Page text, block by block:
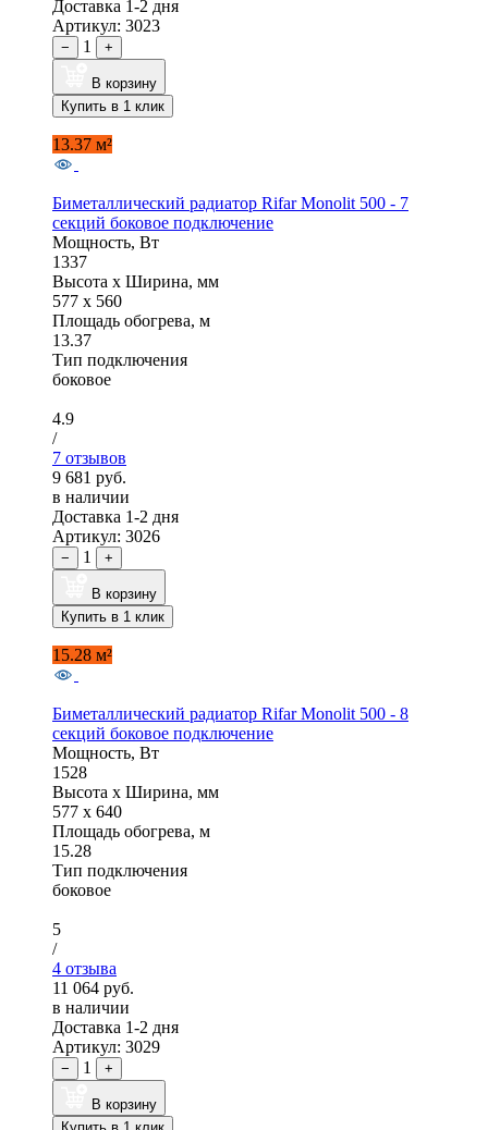
Доставка 1-2 дня
Артикул: 3023
− 1 +
В корзину
Купить в 1 клик
13.37 м²
Биметаллический радиатор Rifar Monolit 500 - 7
секций боковое подключение
Мощность, Вт
1337
Высота x Ширина, мм
577 x 560
Площадь обогрева, м
13.37
Тип подключения
боковое
4.9
/
7 отзывов
9 681 руб.
в наличии
Доставка 1-2 дня
Артикул: 3026
− 1 +
В корзину
Купить в 1 клик
15.28 м²
Биметаллический радиатор Rifar Monolit 500 - 8
секций боковое подключение
Мощность, Вт
1528
Высота x Ширина, мм
577 x 640
Площадь обогрева, м
15.28
Тип подключения
боковое
5
/
4 отзыва
11 064 руб.
в наличии
Доставка 1-2 дня
Артикул: 3029
− 1 +
В корзину